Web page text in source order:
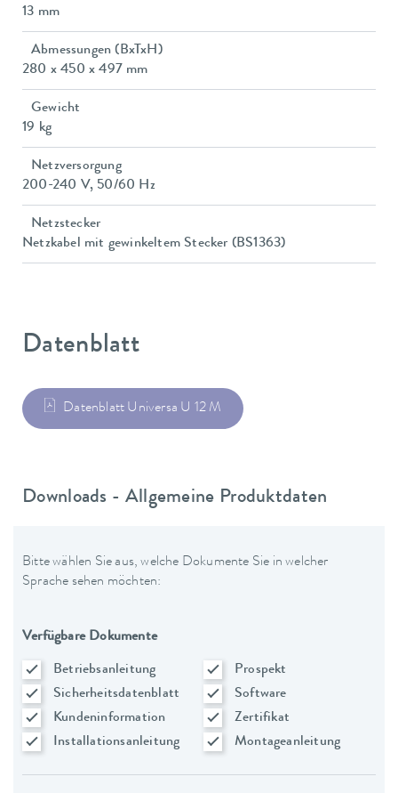
13 mm
Abmessungen (BxTxH)
280 x 450 x 497 mm
Gewicht
19 kg
Netzversorgung
200-240 V, 50/60 Hz
Netzstecker
Netzkabel mit gewinkeltem Stecker (BS1363)
Datenblatt
Datenblatt Universa U 12 M
Downloads - Allgemeine Produktdaten
Bitte wählen Sie aus, welche Dokumente Sie in welcher
Sprache sehen möchten:
Verfügbare Dokumente
Betriebsanleitung
Prospekt
Sicherheitsdatenblatt
Software
Kundeninformation
Zertifikat
Installationsanleitung
Montageanleitung